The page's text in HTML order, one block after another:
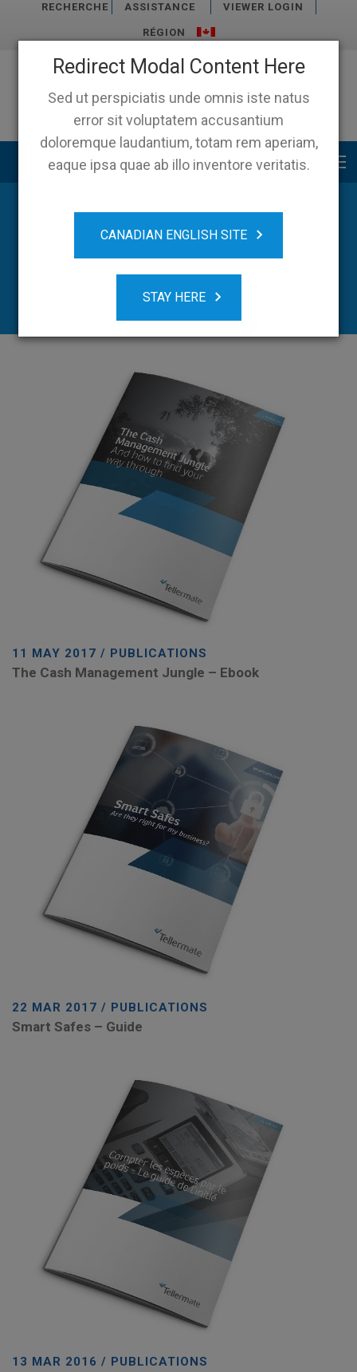
Redirect Modal Content Here
Sed ut perspiciatis unde omnis iste natus
error sit voluptatem accusantium
doloremque laudantium, totam rem aperiam,
eaque ipsa quae ab illo inventore veritatis.
CANADIAN ENGLISH SITE
STAY HERE
RECHERCHE ASSISTANCE VIEWER LOGIN
RÉGION
Main menu
News & Ressources
11 MAY 2017 / PUBLICATIONS
The Cash Management Jungle – Ebook
22 MAR 2017 / PUBLICATIONS
Smart Safes – Guide
13 MAR 2016 / PUBLICATIONS